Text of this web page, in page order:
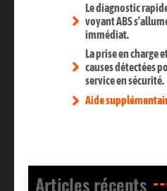
Le diagnostic
voyant ABS
immédiat.
La prise en charge
causes détectées
service en sécurité.
Aide
Articles récents​